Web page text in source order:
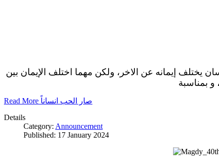
يختلف إيمانه عن الاخر، ولكن مهما اختلف الإيمان بين
و بمناسبة
Read More صار الحب انساناً
Details
Category: Announcement
Published: 17 January 2024